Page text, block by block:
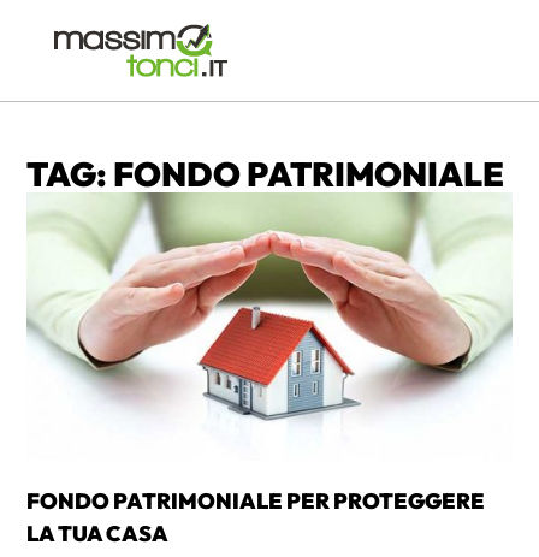
TAG: FONDO PATRIMONIALE
FONDO PATRIMONIALE PER PROTEGGERE
LA TUA CASA